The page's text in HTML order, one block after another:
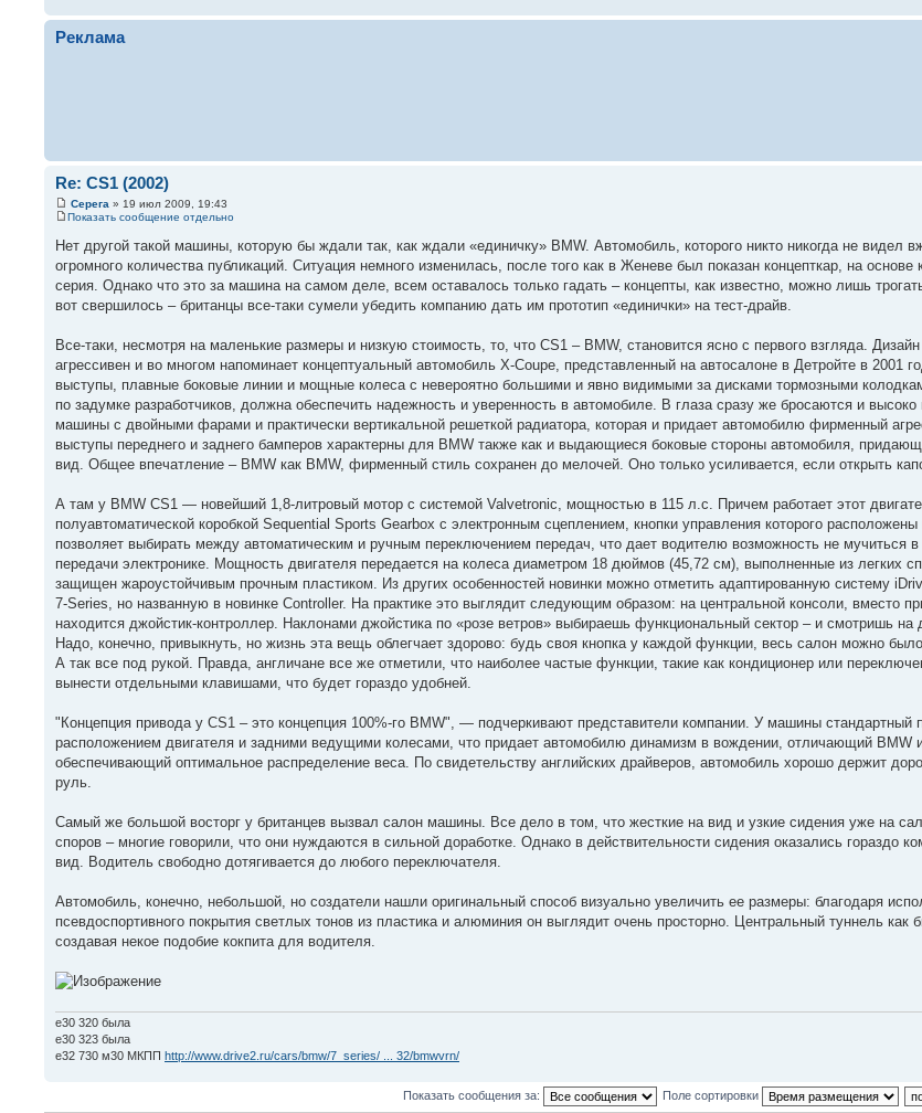
Реклама
Re: CS1 (2002)
Серега » 19 июл 2009, 19:43
Показать сообщение отдельно
Нет другой такой машины, которую бы ждали так, как ждали «единичку» BMW. Автомобиль, которого никто никогда не видел
огромного количества публикаций. Ситуация немного изменилась, после того как в Женеве был показан концепткар, на основе
серия. Однако что это за машина на самом деле, всем оставалось только гадать – концепты, как известно, можно лишь
вот свершилось – британцы все-таки сумели убедить компанию дать им прототип «единички» на тест-драйв.
Все-таки, несмотря на маленькие размеры и низкую стоимость, то, что CS1 – BMW, становится ясно с первого взгляда.
агрессивен и во многом напоминает концептуальный автомобиль X-Coupe, представленный на автосалоне в Детройте в 2001
выступы, плавные боковые линии и мощные колеса с невероятно большими и явно видимыми за дисками тормозными
по задумке разработчиков, должна обеспечить надежность и уверенность в автомобиле. В глаза сразу же бросаются и высоко
машины с двойными фарами и практически вертикальной решеткой радиатора, которая и придает автомобилю фирменный
выступы переднего и заднего бамперов характерны для BMW также как и выдающиеся боковые стороны автомобиля,
вид. Общее впечатление – BMW как BMW, фирменный стиль сохранен до мелочей. Оно только усиливается, если открыть
А там у BMW CS1 — новейший 1,8-литровый мотор с системой Valvetronic, мощностью в 115 л.с. Причем работает этот
полуавтоматической коробкой Sequential Sports Gearbox с электронным сцеплением, кнопки управления которого
позволяет выбирать между автоматическим и ручным переключением передач, что дает водителю возможность не мучиться
передачи электронике. Мощность двигателя передается на колеса диаметром 18 дюймов (45,72 см), выполненные из легких
защищен жароустойчивым прочным пластиком. Из других особенностей новинки можно отметить адаптированную систему
7-Series, но названную в новинке Controller. На практике это выглядит следующим образом: на центральной консоли, вместо
находится джойстик-контроллер. Наклонами джойстика по «розе ветров» выбираешь функциональный сектор – и смотришь на
Надо, конечно, привыкнуть, но жизнь эта вещь облегчает здорово: будь своя кнопка у каждой функции, весь салон можно
А так все под рукой. Правда, англичане все же отметили, что наиболее частые функции, такие как кондиционер или
вынести отдельными клавишами, что будет гораздо удобней.
"Концепция привода у CS1 – это концепция 100%-го BMW", — подчеркивают представители компании. У машины стандартный
расположением двигателя и задними ведущими колесами, что придает автомобилю динамизм в вождении, отличающий BMW
обеспечивающий оптимальное распределение веса. По свидетельству английских драйверов, автомобиль хорошо держит
руль.
Самый же большой восторг у британцев вызвал салон машины. Все дело в том, что жесткие на вид и узкие сидения уже на
споров – многие говорили, что они нуждаются в сильной доработке. Однако в действительности сидения оказались гораздо
вид. Водитель свободно дотягивается до любого переключателя.
Автомобиль, конечно, небольшой, но создатели нашли оригинальный способ визуально увеличить ее размеры: благодаря
псевдоспортивного покрытия светлых тонов из пластика и алюминия он выглядит очень просторно. Центральный туннель как
создавая некое подобие кокпита для водителя.
e30 320 была
е30 323 была
е32 730 м30 МКПП http://www.drive2.ru/cars/bmw/7_series/ ... 32/bmwvrn/
Показать сообщения за: Поле сортировки